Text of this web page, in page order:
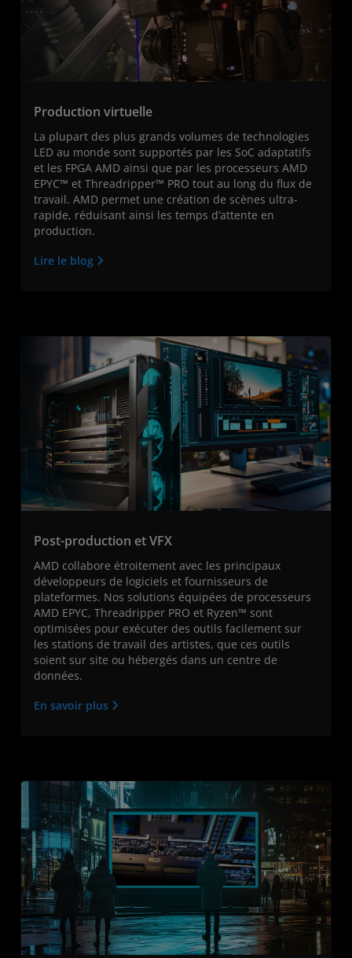
Production virtuelle
La plupart des plus grands volumes de technologies
LED au monde sont supportés par les SoC adaptatifs
et les FPGA AMD ainsi que par les processeurs AMD
EPYC™ et Threadripper™ PRO tout au long du flux de
travail. AMD permet une création de scènes ultra-
rapide, réduisant ainsi les temps d’attente en
production.
Lire le blog
Post-production et VFX
AMD collabore étroitement avec les principaux
développeurs de logiciels et fournisseurs de
plateformes. Nos solutions équipées de processeurs
AMD EPYC, Threadripper PRO et Ryzen™ sont
optimisées pour exécuter des outils facilement sur
les stations de travail des artistes, que ces outils
soient sur site ou hébergés dans un centre de
données.
En savoir plus